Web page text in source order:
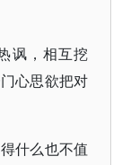
讽，相互挖
心思欲把对
什么也不值